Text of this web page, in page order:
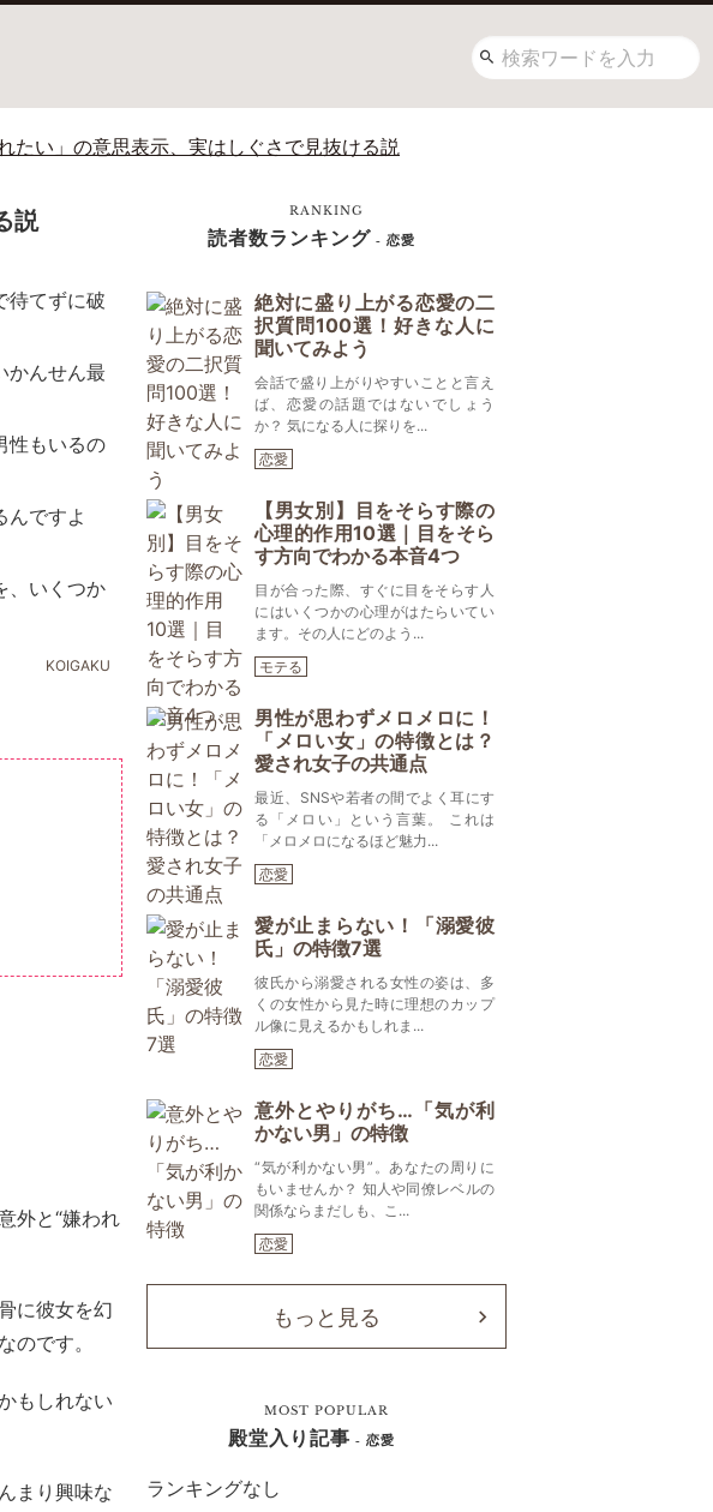
たい」の意思表示、実はしぐさで見抜ける説
説
待てずに破
かんせん最
性もいるの
んですよ
、いくつか
KOIGAKU
外と“嫌われ
に彼女を幻
のです。
もしれない
まり興味な
RANKING
読者数ランキング - 恋愛
絶対に盛り上がる恋愛の二
択質問100選！好きな人に
聞いてみよう
会話で盛り上がりやすいことと言え
ば、恋愛の話題ではないでしょう
か？ 気になる人に探りを...
恋愛
【男女別】目をそらす際の
心理的作用10選｜目をそら
す方向でわかる本音4つ
目が合った際、すぐに目をそらす人
にはいくつかの心理がはたらいてい
ます。その人にどのよう...
モテる
男性が思わずメロメロに！
「メロい女」の特徴とは？
愛され女子の共通点
最近、SNSや若者の間でよく耳にす
る「メロい」という言葉。 これは
「メロメロになるほど魅力...
恋愛
愛が止まらない！「溺愛彼
氏」の特徴7選
彼氏から溺愛される女性の姿は、多
くの女性から見た時に理想のカップ
ル像に見えるかもしれま...
恋愛
意外とやりがち…「気が利
かない男」の特徴
“気が利かない男”。あなたの周りに
もいませんか？ 知人や同僚レベルの
関係ならまだしも、こ...
恋愛
もっと見る
MOST POPULAR
殿堂入り記事 - 恋愛
ランキングなし